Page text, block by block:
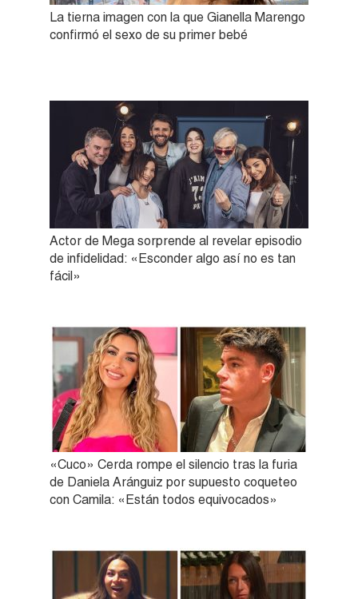
La tierna imagen con la que Gianella Marengo
confirmó el sexo de su primer bebé
Actor de Mega sorprende al revelar episodio
de infidelidad: «Esconder algo así no es tan
fácil»
«Cuco» Cerda rompe el silencio tras la furia
de Daniela Aránguiz por supuesto coqueteo
con Camila: «Están todos equivocados»